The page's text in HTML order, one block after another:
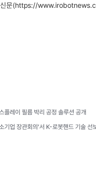
신문(https://
플레이 필름 박리 공정 솔루션 공개
업 장관회의’서 K-로봇핸드 기술 선